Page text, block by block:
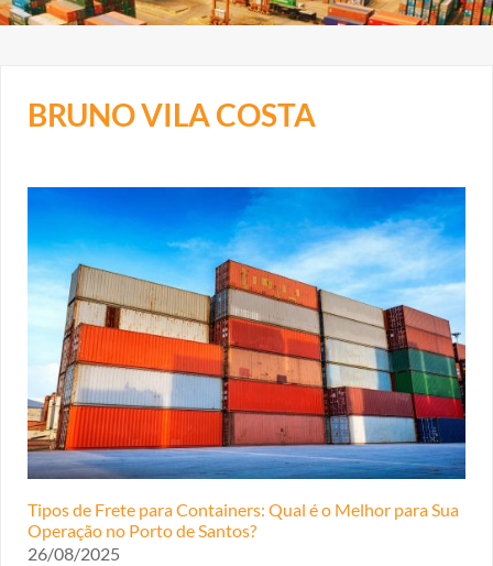
BRUNO VILA COSTA
Tipos de Frete para Containers: Qual é o Melhor para Sua
Operação no Porto de Santos?
26/08/2025